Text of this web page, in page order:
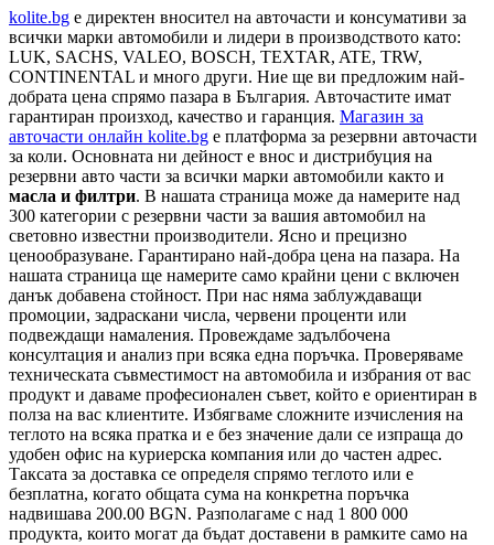
kolite.bg e директен вносител на авточасти и консумативи за
всички марки автомобили и лидери в производството като:
LUK, SACHS, VALEO, BOSCH, TEXTAR, ATE, TRW,
CONTINENTAL и много други. Ние ще ви предложим най-
добрата цена спрямо пазара в България. Авточастите имат
гарантиран произход, качество и гаранция. Магазин за
авточасти онлайн kolite.bg е платформа за резервни авточасти
за коли. Основната ни дейност е внос и дистрибуция на
резервни авто части за всички марки автомобили както и
масла и филтри. В нашата страница може да намерите над
300 категории с резервни части за вашия автомобил на
световно известни производители. Ясно и прецизно
ценообразуване. Гарантирано най-добра цена на пазара. На
нашата страница ще намерите само крайни цени с включен
данък добавена стойност. При нас няма заблуждаващи
промоции, задраскани числа, червени проценти или
подвеждащи намаления. Провеждаме задълбочена
консултация и анализ при всяка една поръчка. Проверяваме
техническата съвместимост на автомобила и избрания от вас
продукт и даваме професионален съвет, който е ориентиран в
полза на вас клиентите. Избягваме сложните изчисления на
теглото на всяка пратка и е без значение дали се изпраща до
удобен офис на куриерска компания или до частен адрес.
Таксата за доставка се определя спрямо теглото или е
безплатна, когато общата сума на конкретна поръчка
надвишава 200.00 BGN. Разполагаме с над 1 800 000
продукта, които могат да бъдат доставени в рамките само на